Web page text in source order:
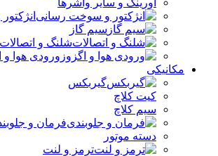
سیم گاز
شلنگ و اتصالات
ورودی هوا و
مکانیکی
گیربکس
کیت کلاچ
سیم کلاچ
فرمان و
دسته موتور
ترمز و لنت